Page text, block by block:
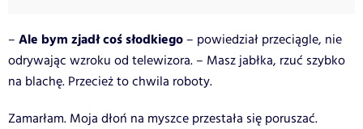
– Ale bym zjadł coś słodkiego – powiedział przeciągle, nie
odrywając wzroku od telewizora. – Masz jabłka, rzuć szybko
na blachę. Przecież to chwila roboty.
Zamarłam. Moja dłoń na myszce przestała się poruszać.